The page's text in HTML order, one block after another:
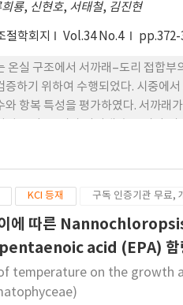
희룡, 신현호, 서태철, 김진현
절학회지 Vol.34 No.4 pp.372-
온실 구조에서 서까래–도리 접합
증하기 위하여 수행되었다. 시중에
와 항복 특성을 평가하였다. 서까
서도 뚜렷한 차이를 확인하였다. 이
－9.1%~3.2%로 실험치에 근접하
여할 수 있을 것으로 기대된다.
KCI 등재 구독 인증기관 무료,
에 따른
acid (EPA) 함
temperature on the growth